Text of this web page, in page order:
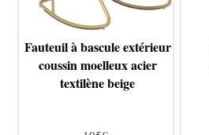
Fauteuil à bascule extérieur
coussin moelleux acier
textilène beige